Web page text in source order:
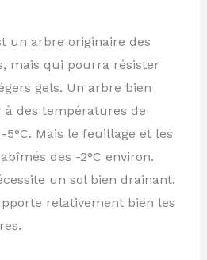
un arbre originaire des
mais qui pourra résister
gels. Un arbre bien
des températures de
5°C. Mais le feuillage et les
des -2°C environ.
un sol bien drainant.
relativement bien les